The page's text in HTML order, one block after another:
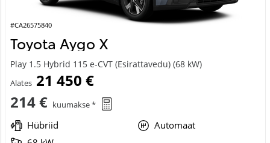
#CA26575840
Toyota Aygo X
Play 1.5 Hybrid 115 e-CVT (Esirattavedu) (68 kW)
Alates 21 450 €
214 € kuumakse *
Hübriid
Automaat